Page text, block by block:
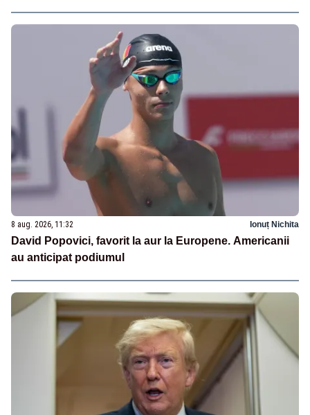
8 aug. 2026, 11:32 Ionuț Nichita
David Popovici, favorit la aur la Europene. Americanii
au anticipat podiumul